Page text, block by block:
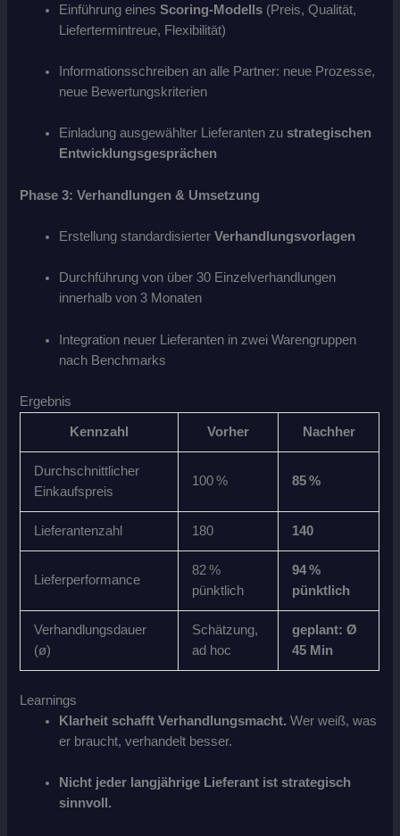
Einführung einesScoring-Modells (Preis, Qualität,
Liefertermintreue, Flexibilität)
Informationsschreiben an alle Partner: neue Prozesse,
neue Bewertungskriterien
Einladung ausgewählter Lieferanten zustrategischen
Entwicklungsgesprächen
Phase 3: Verhandlungen & Umsetzung
Erstellung standardisierterVerhandlungsvorlagen
Durchführung von über 30 Einzelverhandlungen
innerhalb von 3 Monaten
Integration neuer Lieferanten in zwei Warengruppen
nach Benchmarks
Ergebnis
Kennzahl Vorher Nachher
Durchschnittlicher
Einkaufspreis
100 % 85 %
Lieferantenzahl 180 140
Lieferperformance
82 %
pünktlich
94 %
pünktlich
Verhandlungsdauer
(ø)
Schätzung,
ad hoc
geplant: Ø
45 Min
Learnings
Klarheit schafft Verhandlungsmacht. Wer weiß, was
er braucht, verhandelt besser.
Nicht jeder langjährige Lieferant ist strategisch
sinnvoll.